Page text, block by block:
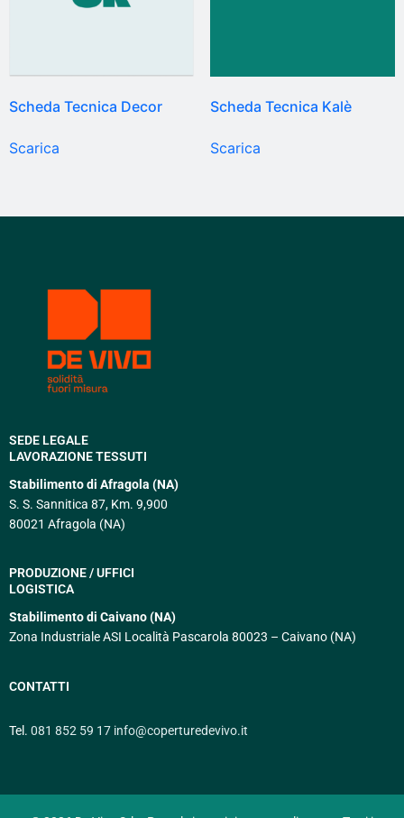
Scheda Tecnica Decor
Scarica
Scheda Tecnica Kalè
Scarica
SEDE LEGALE
LAVORAZIONE TESSUTI
Stabilimento di Afragola (NA)
S. S. Sannitica 87, Km. 9,900
80021 Afragola (NA)
PRODUZIONE / UFFICI
LOGISTICA
Stabilimento di Caivano (NA)
Zona Industriale ASI Località Pascarola 80023 – Caivano (NA)
CONTATTI
Tel. 081 852 59 17 info@coperturedevivo.it